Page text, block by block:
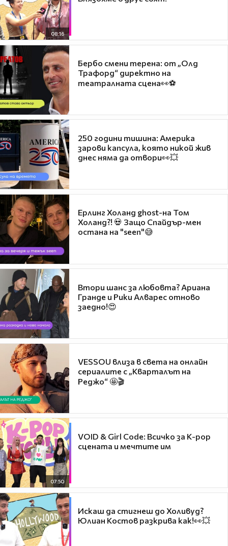
08:16
Бербо смени терена: от „Олд
Трафорд“ директно на
театралната сцена👀⚽
250 години тишина: Америка
зарови капсула, която никой жив
днес няма да отвори👀💥
Ерлинг Холанд ghost-на Том
Холанд?! 💀 Защо Спайдър-мен
остана на "seen"😅
Втори шанс за любовта? Ариана
Гранде и Рики Алварес отново
заедно!😍
VESSOU влиза в света на онлайн
сериалите с „Кварталът на
Реджо“ 🤩🎬
07:50
VOID & Girl Code: Всичко за K-pop
сцената и мечтите им
Искаш да стигнеш до Холивуд?
Юлиан Костов разкрива как!👀💥